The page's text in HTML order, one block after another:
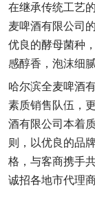
在继承传统工艺
麦啤酒有限公司
优良的酵母菌种
感醇香，泡沫细
哈尔滨全麦啤酒
素质销售队伍，
酒有限公司本着
则，以优良的品
格，与客商携手
诚招各地市代理商